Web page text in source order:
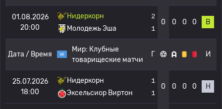
01.08.2026
20:00
Нидеркорн
Молодежь Эша
2
1
0 0 0 0 В
Дата / Время
Мир: Клубные
товарищеские матчи
Г И
25.07.2026
18:00
Нидеркорн
Эксельсиор Виртон
1
1
0 0 0 0 Н